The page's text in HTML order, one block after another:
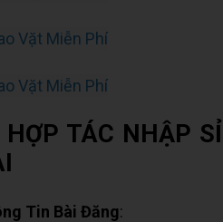
HỢP TÁC NHẬP
Tin Bài Đăng: